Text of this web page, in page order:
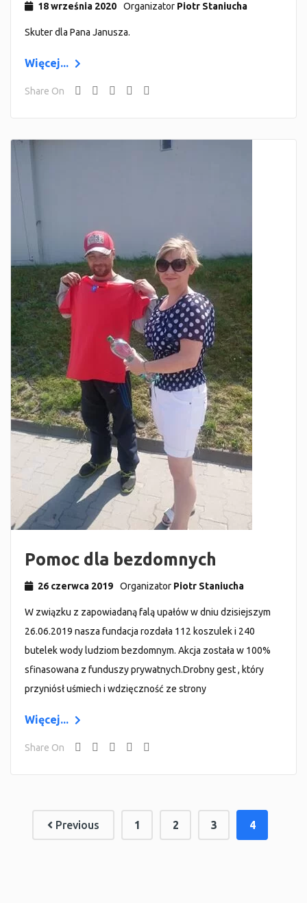
18 września 2020 Organizator Piotr Staniucha
Skuter dla Pana Janusza.
Więcej...
Share On
Pomoc dla bezdomnych
26 czerwca 2019 Organizator Piotr Staniucha
W związku z zapowiadaną falą upałów w dniu dzisiejszym
26.06.2019 nasza fundacja rozdała 112 koszulek i 240
butelek wody ludziom bezdomnym. Akcja została w 100%
sfinasowana z funduszy prywatnych.Drobny gest , który
przyniósł uśmiech i wdzięczność ze strony
Więcej...
Share On
Previous 1 2 3 4